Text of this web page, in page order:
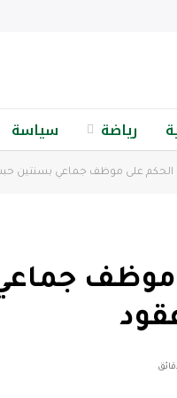
رياضة سياسة
الحكم على موظف جماعي بسنتين
موظف